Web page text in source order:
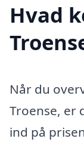
Hvad
Når du
Troense, er
ind på